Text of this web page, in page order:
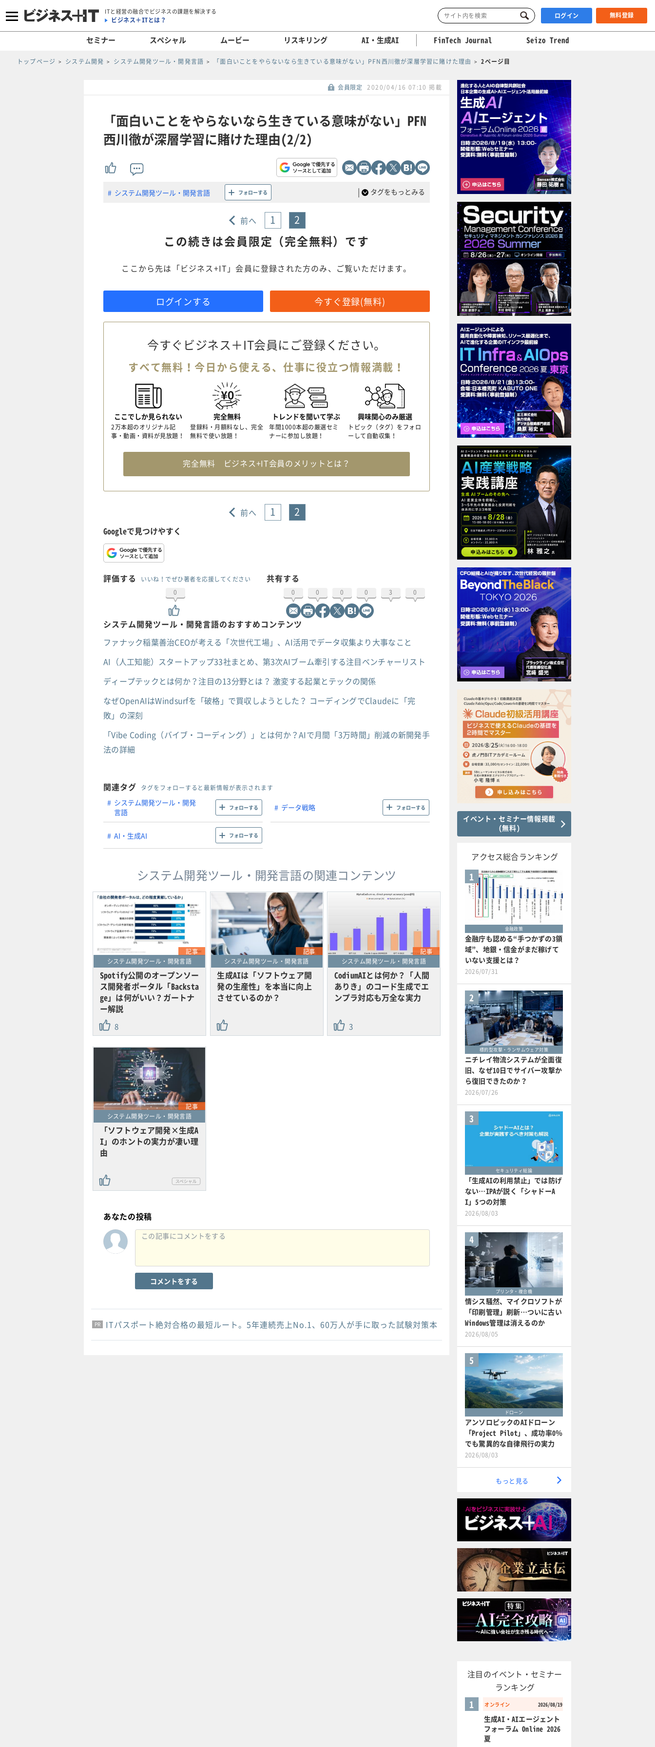
ITと経営の融合でビジネスの課題を解決する
ビジネス＋ITとは？ ログイン 無料登録
セミナー スペシャル ムービー リスキリング AI・生成AI FinTech Journal Seizo Trend
トップページ システム開発 システム開発ツール・開発言語 「面白いことをやらないなら生きている意味がない」PFN西川徹が深層学習に賭けた理由 2ページ目
会員限定 2020/04/16 07:10 掲載
「面白いことをやらないなら生きている意味がない」PFN
西川徹が深層学習に賭けた理由(2/2)
システム開発ツール・開発言語 フォローする | タグをもっとみる
前へ 1 2
この続きは会員限定（完全無料）です
ここから先は「ビジネス+IT」会員に登録された方のみ、ご覧いただけます。
ログインする 今すぐ登録(無料)
今すぐビジネス＋IT会員にご登録ください。
すべて無料！今日から使える、仕事に役立つ情報満載！
ここでしか見られない
2万本超のオリジナル記
事・動画・資料が見放題！
完全無料
登録料・月額料なし、完全
無料で使い放題！
トレンドを聞いて学ぶ
年間1000本超の厳選セミ
ナーに参加し放題！
興味関心のみ厳選
トピック（タグ）をフォロ
ーして自動収集！
完全無料 ビジネス+IT会員のメリットとは？
前へ 1 2
Googleで見つけやすく
評価する
いいね！でぜひ著者を応援してください
0
共有する
0 0 0 0 3 0
システム開発ツール・開発言語のおすすめコンテンツ
ファナック稲葉善治CEOが考える「次世代工場」、AI活用でデータ収集より大事なこと
AI（人工知能）スタートアップ33社まとめ、第3次AIブーム牽引する注目ベンチャーリスト
ディープテックとは何か？注目の13分野とは？ 激変する起業とテックの関係
なぜOpenAIはWindsurfを「破格」で買収しようとした？ コーディングでClaudeに「完
敗」の深刻
「Vibe Coding（バイブ・コーディング）」とは何か？AIで月間「3万時間」削減の新開発手
法の詳細
関連タグ タグをフォローすると最新情報が表示されます
システム開発ツール・開発
言語
フォローする データ戦略 フォローする
AI・生成AI フォローする
システム開発ツール・開発言語の関連コンテンツ
記事
システム開発ツール・開発言語
Spotify公開のオープンソー
ス開発者ポータル「Backsta
ge」は何がいい？ガートナ
ー解説
8
記事
システム開発ツール・開発言語
生成AIは「ソフトウェア開
発の生産性」を本当に向上
させているのか？
記事
システム開発ツール・開発言語
CodiumAIとは何か？「人間
ありき」のコード生成でエ
ンプラ対応も万全な実力
3
記事
システム開発ツール・開発言語
「ソフトウェア開発×生成A
I」のホントの実力が凄い理
由
あなたの投稿
コメントをする
PR
PR
PR ITパスポート絶対合格の最短ルート。5年連続売上No.1、60万人が手に取った試験対策本
イベント・セミナー情報掲載
(無料)
アクセス総合ランキング
1
金融政策
金融庁も認める“手つかずの3領
域”、地銀・信金がまだ稼げて
いない支援とは？
2026/07/31
2
標的型攻撃・ランサムウェア対策
ニチレイ物流システムが全面復
旧、なぜ10日でサイバー攻撃か
ら復旧できたのか？
2026/07/26
3
セキュリティ総論
「生成AIの利用禁止」では防げ
ない…IPAが説く「シャドーA
I」5つの対策
2026/08/03
4
プリンタ・複合機
情シス騒然、マイクロソフトが
「印刷管理」刷新…ついに古い
Windows管理は消えるのか
2026/08/05
5
ドローン
アンソロピックのAIドローン
「Project Pilot」、成功率0％
でも驚異的な自律飛行の実力
2026/08/03
もっと見る
注目のイベント・セミナー
ランキング
オンライン 2026/08/19
1
生成AI・AIエージェント
フォーラム Online 2026
夏